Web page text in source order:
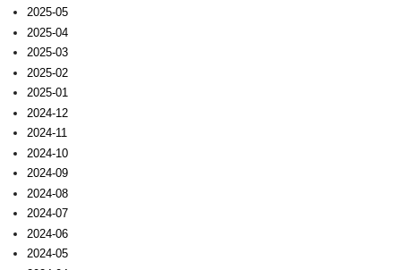
2025-05
2025-04
2025-03
2025-02
2025-01
2024-12
2024-11
2024-10
2024-09
2024-08
2024-07
2024-06
2024-05